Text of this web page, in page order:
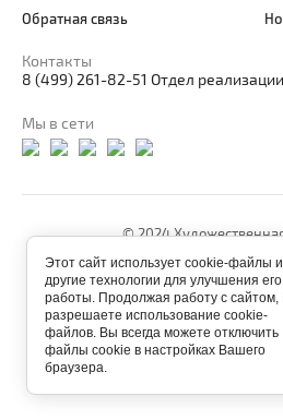
Обратная связь
Контакты
8 (499) 261-82-51 Отдел реализации
Мы в сети
© 2024
Этот сайт использует cookie-файлы и
другие технологии для улучшения его
работы. Продолжая работу с сайтом,
разрешаете использование cookie-
файлов. Вы всегда можете отключить
файлы cookie в настройках Вашего
браузера.